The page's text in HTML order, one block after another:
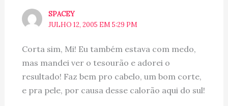
SPACEY
JULHO 12, 2005 EM 5:29 PM
Corta sim, Mi! Eu também estava com medo,
mas mandei ver o tesourão e adorei o
resultado! Faz bem pro cabelo, um bom corte,
e pra pele, por causa desse calorão aqui do sul!